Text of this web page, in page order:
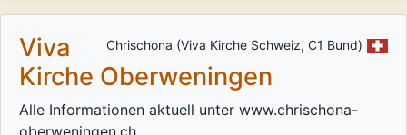
Chrischona (Viva Kirche Schweiz, C1 Bund)
Viva
Kirche Oberweningen
Alle Informationen aktuell unter www.chrischona-